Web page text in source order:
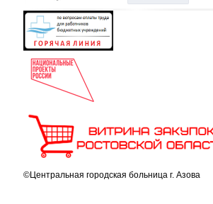
©Центральная городская больница г. Азова